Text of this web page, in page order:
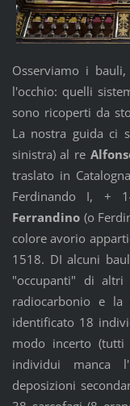
Osserviamo i
l'occhio: quelli
sono ricoperti da
La nostra guida ci
sinistra) al re
traslato in
Ferdinando I, +
Ferrandino(o
colore avorio
1518. DI alcuni
"occupanti" di altri
radiocarbonio e la
identificato 18
modo incerto
individui manca
deposizioni